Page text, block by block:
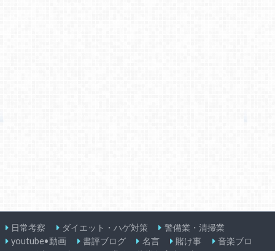
日常考察 ダイエット・ハゲ対策
警備業・清掃業
youtube•動画
書評ブログ 名言 賭け事
音楽ブロ